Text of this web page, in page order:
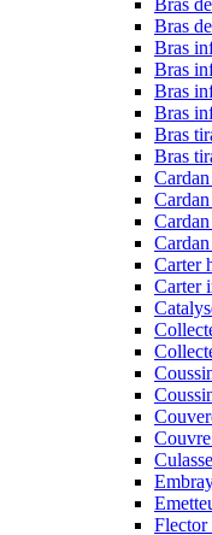
Bras
Bras
Bras
Bras
Bras
Bras
Bras
Bras
Carter
Carter
Culasse
Flector